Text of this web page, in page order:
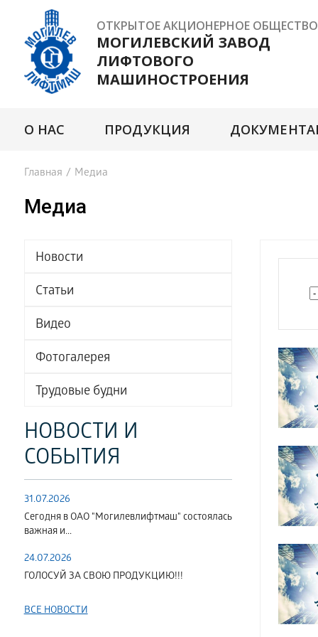
ОТКРЫТОЕ АКЦИОНЕРНОЕ ОБЩЕСТВО
МОГИЛЕВСКИЙ ЗАВОД
ЛИФТОВОГО
МАШИНОСТРОЕНИЯ
О НАС ПРОДУКЦИЯ
Главная / Медиа
Медиа
Новости
Статьи
Видео
Фотогалерея
Трудовые будни
НОВОСТИ И
СОБЫТИЯ
31.07.2026
Сегодня в ОАО "Могилевлифтмаш" состоялась
важная и...
24.07.2026
ГОЛОСУЙ ЗА СВОЮ ПРОДУКЦИЮ!!!
ВСЕ НОВОСТИ